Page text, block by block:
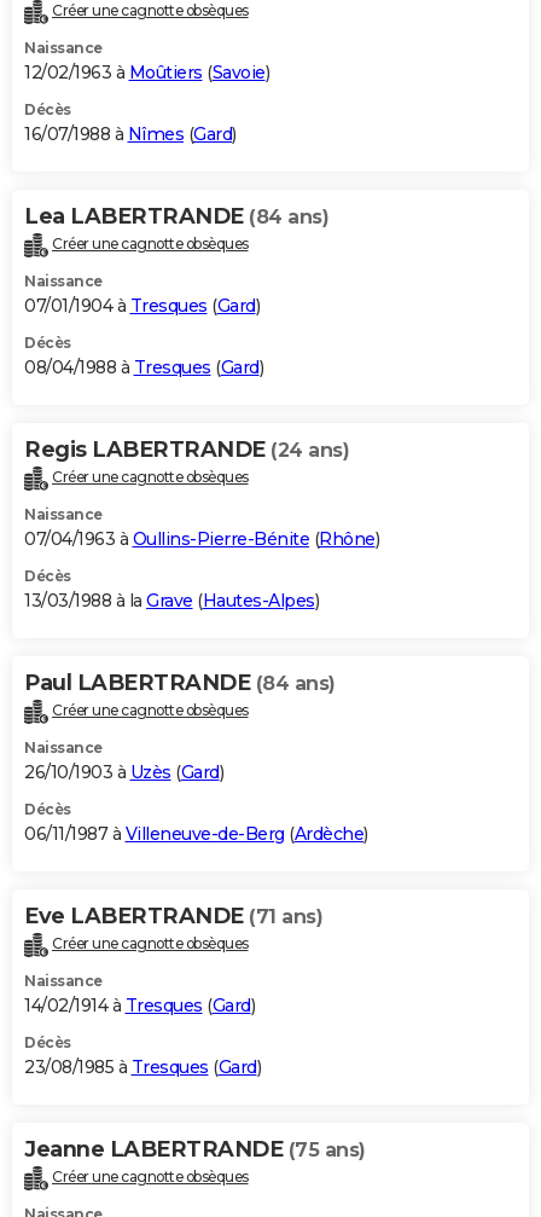
Créer une cagnotte obsèques
Naissance
12/02/1963 à Moûtiers (Savoie)
Décès
16/07/1988 à Nîmes (Gard)
Lea LABERTRANDE (84 ans)
Créer une cagnotte obsèques
Naissance
07/01/1904 à Tresques (Gard)
Décès
08/04/1988 à Tresques (Gard)
Regis LABERTRANDE (24 ans)
Créer une cagnotte obsèques
Naissance
07/04/1963 à Oullins-Pierre-Bénite (Rhône)
Décès
13/03/1988 à la Grave (Hautes-Alpes)
Paul LABERTRANDE (84 ans)
Créer une cagnotte obsèques
Naissance
26/10/1903 à Uzès (Gard)
Décès
06/11/1987 à Villeneuve-de-Berg (Ardèche)
Eve LABERTRANDE (71 ans)
Créer une cagnotte obsèques
Naissance
14/02/1914 à Tresques (Gard)
Décès
23/08/1985 à Tresques (Gard)
Jeanne LABERTRANDE (75 ans)
Créer une cagnotte obsèques